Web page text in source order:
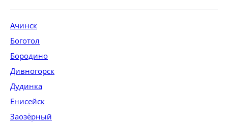
Ачинск
Боготол
Бородино
Дивногорск
Дудинка
Енисейск
Заозёрный